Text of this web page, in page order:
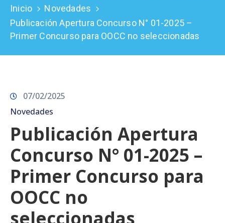
Prensa
Inicio
Novedades
Publicación Apertura Concurso N° 01-2025 –
Primer Concurso para OOCC no seleccionadas
07/02/2025
Novedades
Publicación Apertura
Concurso N° 01-2025 –
Primer Concurso para
OOCC no
seleccionadas